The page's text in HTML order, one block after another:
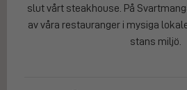
slut vårt steakhouse. På
av våra restauranger i mysiga
stans miljö.